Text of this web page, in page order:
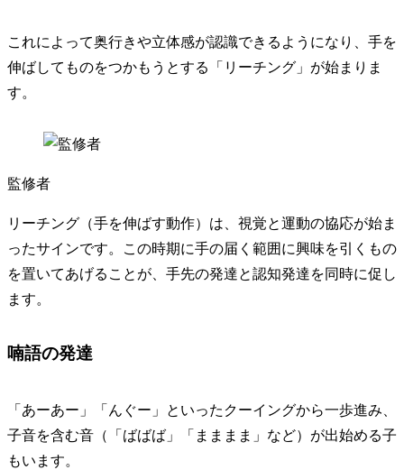
これによって奥行きや立体感が認識できるようになり、手を
伸ばしてものをつかもうとする「リーチング」が始まりま
す。
監修者
リーチング（手を伸ばす動作）は、視覚と運動の協応が始ま
ったサインです。この時期に手の届く範囲に興味を引くもの
を置いてあげることが、手先の発達と認知発達を同時に促し
ます。
喃語の発達
「あーあー」「んぐー」といったクーイングから一歩進み、
子音を含む音（「ばばば」「まままま」など）が出始める子
もいます。